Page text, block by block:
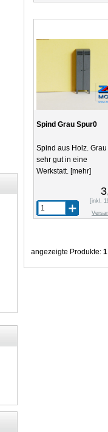
Spind Grau Spur0
Spind aus Holz. Grau
sehr gut in eine
Werkstatt. [mehr]
[inkl.
angezeigte Produkte: 1